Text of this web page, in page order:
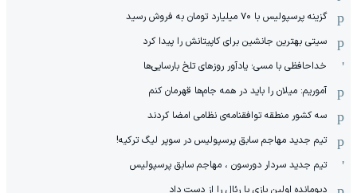
گزینه پرسپولیس با ۷۰ میلیارد تومان به فروش رسید
سیتی بهترین جانشین برای کاپیتانش را پیدا کرد
خداحافظی با مسی؛ یادآور روزهای تلخ بارسایی‌ها
آموریم: میلان را باید در همه جام‌ها قهرمان کنم
سه کشور منطقه توافقنامه‌ی نظامی امضا کردند
تیم جدید مهاجم سابق پرسپولیس در سوپر لیگ ترکیه!
تیم جدید سردار دورسون ، مهاجم سابق پرسپولیس
دیومانده اولین بازی با رئال را از دست داد